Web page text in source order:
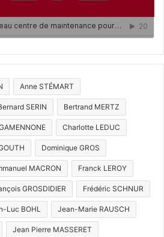
Anne STÉMART
SERIN Bertrand MERTZ
Charlotte LEDUC
Dominique GROS
MACRON Franck LEROY
GROSDIDIER Frédéric SCHNUR
Luc BOHL Jean-Marie RAUSCH
Jean Pierre MASSERET